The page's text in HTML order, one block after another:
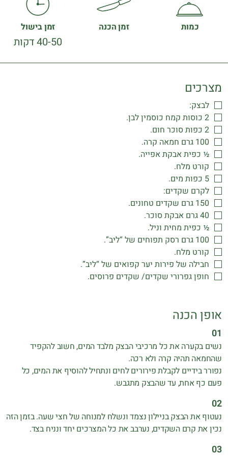
כמות זמן הכנה זמן בישול
40-50 דקות
מצרכים
לבצק:
2 כוסות קמח כוסמין לבן.
2 כפות סוכר חום.
100 גרם חמאה קרה.
½ כפית אבקת אפייה.
קורט מלח.
5 כפות מים.
לקרם שקדים:
150 גרם שקדים טחונים.
40 גרם אבקת סוכר.
½ כפית מחית וניל.
100 גרם רסק תפוחים של “ליב”.
קורט מלח.
חבילה של פירות יער קפואים של “ליב”.
חופן גפרורי שקדים/ שקדים פרוסים.
אופן הכנה
נשים בקערה את כל מרכיבי הבצק מלבד המים, חשוב להקפיד
שהחמאה תהיה קרה ולא רכה.
נפורר בידיים לקבלת פירורים לחים ונתחיל להוסיף את המים, כל
פעם כף אחת, עד שהבצק מתגבש.
נעטוף את הבצק בניילון נצמד ונשלח למנוחה של חצי שעה. בזמן הזה
נכין את קרם השקדים, נערבב את כל המצרכים יחד ונניח בצד.